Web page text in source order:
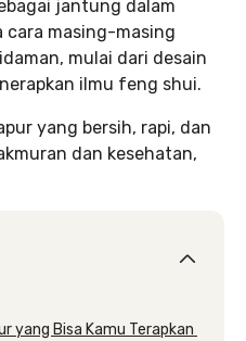
jantung dalam
cara masing-masing
mulai dari desain
ilmu feng shui.
yang bersih, rapi, dan
dan kesehatan,
yang Bisa Kamu Terapkan